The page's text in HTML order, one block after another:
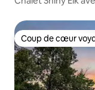
Coup de cœur
Coup de cœur